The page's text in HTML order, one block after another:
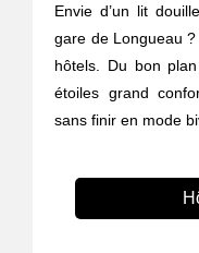
Envie d’un lit
gare de Longueau
hôtels. Du bon
étoiles grand
sans finir en mode